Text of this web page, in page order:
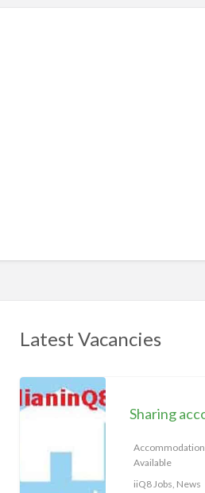
Latest Vacancies
S
h
n
Accommodation
Available
iiQ8 Jobs, News